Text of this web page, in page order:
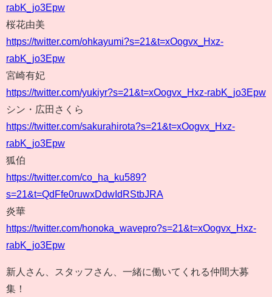
rabK_jo3Epw
桜花由美
https://twitter.com/ohkayumi?s=21&t=xOogvx_Hxz-
rabK_jo3Epw
宮崎有妃
https://twitter.com/yukiyr?s=21&t=xOogvx_Hxz-rabK_jo3Epw
シン・広田さくら
https://twitter.com/sakurahirota?s=21&t=xOogvx_Hxz-
rabK_jo3Epw
狐伯
https://twitter.com/co_ha_ku589?
s=21&t=QdFfe0ruwxDdwIdRStbJRA
炎華
https://twitter.com/honoka_wavepro?s=21&t=xOogvx_Hxz-
rabK_jo3Epw
新人さん、スタッフさん、一緒に働いてくれる仲間大募
集！